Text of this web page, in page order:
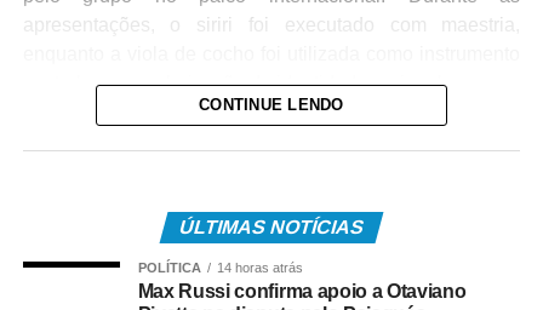
apresentações, o siriri foi executado com maestria,
central para a valorização da identidade regional.
vitória, a trajetória do Flor Ribeirinha é consolidada como
cenário global.
CONTINUE LENDO
ÚLTIMAS NOTÍCIAS
POLÍTICA 14 horas atrás
Max Russi confirma apoio a Otaviano